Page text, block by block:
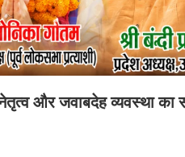
और जवाबदेह व्यवस्था का